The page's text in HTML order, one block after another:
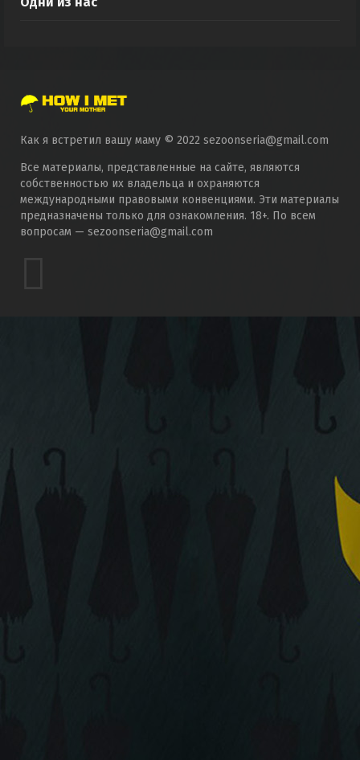
Как я встретил вашу маму © 2022 sezoonseria@gmail.com
Все материалы, представленные на сайте, являются
собственностью их владельца и охраняются
международными правовыми конвенциями. Эти материалы
предназначены только для ознакомления. 18+. По всем
вопросам — sezoonseria@gmail.com